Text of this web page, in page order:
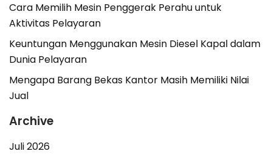
Cara Memilih Mesin Penggerak Perahu untuk
Aktivitas Pelayaran
Keuntungan Menggunakan Mesin Diesel Kapal dalam
Dunia Pelayaran
Mengapa Barang Bekas Kantor Masih Memiliki Nilai
Jual
Archive
Juli 2026